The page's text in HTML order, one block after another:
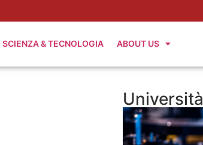
SCIENZA & TECNOLOGIA ABOUT US
Università